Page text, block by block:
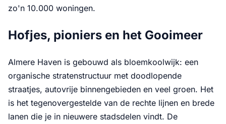
zo'n 10.000 woningen.
Hofjes, pioniers en het Gooimeer
Almere Haven is gebouwd als bloemkoolwijk: een
organische stratenstructuur met doodlopende
straatjes, autovrije binnengebieden en veel groen. Het
is het tegenovergestelde van de rechte lijnen en brede
lanen die je in nieuwere stadsdelen vindt. De